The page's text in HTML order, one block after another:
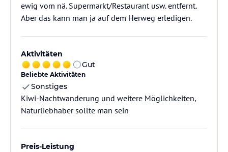
ewig vom nä. Supermarkt/Restaurant usw. entfernt.
Aber das kann man ja auf dem Herweg erledigen.
Aktivitäten
Gut
Beliebte Aktivitäten
Sonstiges
Kiwi-Nachtwanderung und weitere Möglichkeiten,
Naturliebhaber sollte man sein
Preis-Leistung